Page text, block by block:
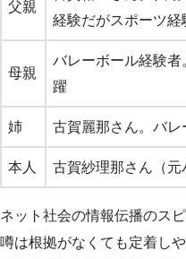
父親
経験だがスポーツ経
母親
バレーボール経験
躍
姉 古賀麗那さん。バレ
本人 古賀紗理那さん（元
ネット社会の情報伝播のス
噂は根拠がなくても定着し